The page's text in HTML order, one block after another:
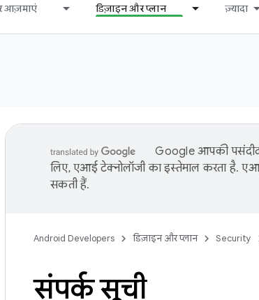
आज़माएं डिज़ाइन और प्लान ज़्यादा
Google आपकी
लिए, एआई टेक्नोलॉजी का इस्तेमाल करता है.
सकती हैं.
Android Developers डिज़ाइन और प्लान Security
संपर्क सूची